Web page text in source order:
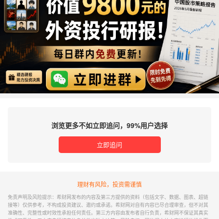
浏览更多不如立即追问，99%用户选择
立即追问
理财有风险，投资需谨慎
免责声明及风险提示：希财网发布的内容及第三方提供的资料（包括文字、数据、图表、超链
接等）仅供参考，不构成投资建议、邀约或承诺。希财网对自有内容已尽合理审查，但不对其
准确性、完整性或时效性承担任何责任。第三方内容由发布者自行负责，希财网不保证其真实